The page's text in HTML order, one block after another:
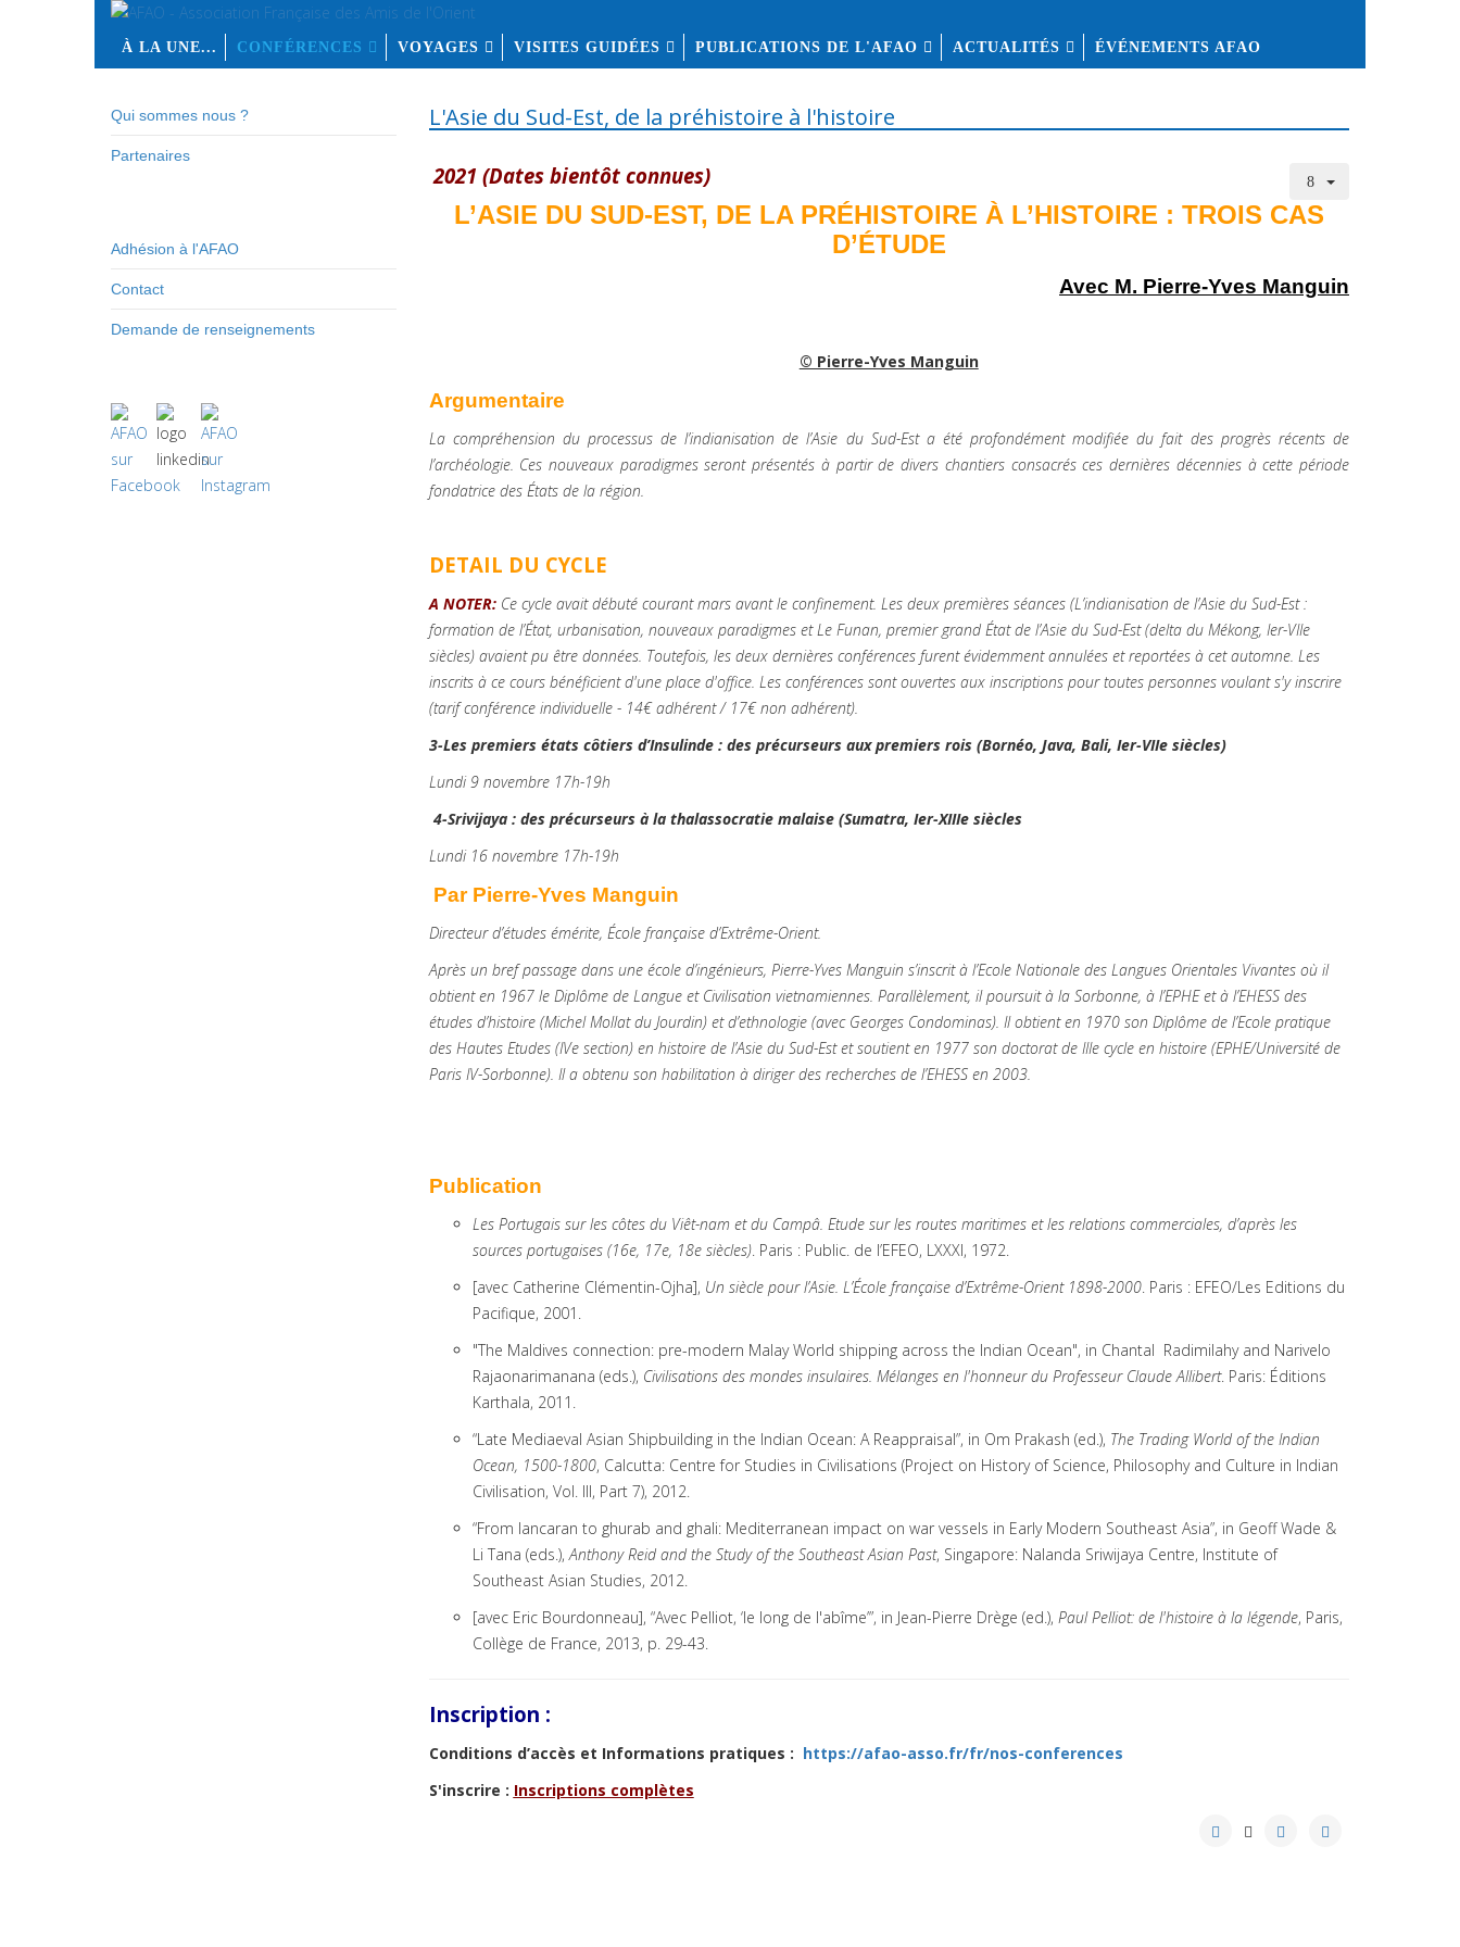
À LA UNE... CONFÉRENCES VOYAGES VISITES GUIDÉES PUBLICATIONS DE L'AFAO ACTUALITÉS ÉVÉNEMENTS AFAO
Qui sommes nous ?
Partenaires
Adhésion à l'AFAO
Contact
Demande de renseignements
L'Asie du Sud-Est, de la préhistoire à l'histoire
2021 (Dates bientôt connues)
L’ASIE DU SUD-EST, DE LA PRÉHISTOIRE À L’HISTOIRE : TROIS CAS
D’ÉTUDE
Avec M. Pierre-Yves Manguin
© Pierre-Yves Manguin
Argumentaire
La compréhension du processus de l’indianisation de l’Asie du Sud-Est a été profondément modifiée du fait des progrès récents de
l’archéologie. Ces nouveaux paradigmes seront présentés à partir de divers chantiers consacrés ces dernières décennies à cette période
fondatrice des États de la région.
DETAIL DU CYCLE
A NOTER: Ce cycle avait débuté courant mars avant le confinement. Les deux premières séances (L’indianisation de l’Asie du Sud-Est :
formation de l’État, urbanisation, nouveaux paradigmes et Le Funan, premier grand État de l’Asie du Sud-Est (delta du Mékong, Ier-VIIe
siècles) avaient pu être données. Toutefois, les deux dernières conférences furent évidemment annulées et reportées à cet automne. Les
inscrits à ce cours bénéficient d'une place d'office. Les conférences sont ouvertes aux inscriptions pour toutes personnes voulant s'y inscrire
(tarif conférence individuelle - 14€ adhérent / 17€ non adhérent).
3-Les premiers états côtiers d’Insulinde : des précurseurs aux premiers rois (Bornéo, Java, Bali, Ier-VIIe siècles)
Lundi 9 novembre 17h-19h
4-Srivijaya : des précurseurs à la thalassocratie malaise (Sumatra, Ier-XIIIe siècles
Lundi 16 novembre 17h-19h
Par Pierre-Yves Manguin
Directeur d’études émérite, École française d’Extrême-Orient.
Après un bref passage dans une école d’ingénieurs, Pierre-Yves Manguin s’inscrit à l’Ecole Nationale des Langues Orientales Vivantes où il
obtient en 1967 le Diplôme de Langue et Civilisation vietnamiennes. Parallèlement, il poursuit à la Sorbonne, à l’EPHE et à l’EHESS des
études d’histoire (Michel Mollat du Jourdin) et d’ethnologie (avec Georges Condominas). Il obtient en 1970 son Diplôme de l’Ecole pratique
des Hautes Etudes (IVe section) en histoire de l’Asie du Sud-Est et soutient en 1977 son doctorat de IIIe cycle en histoire (EPHE/Université de
Paris IV-Sorbonne). Il a obtenu son habilitation à diriger des recherches de l’EHESS en 2003.
Publication
Les Portugais sur les côtes du Viêt-nam et du Campâ. Etude sur les routes maritimes et les relations commerciales, d’après les
sources portugaises (16e, 17e, 18e siècles). Paris : Public. de l’EFEO, LXXXI, 1972.
[avec Catherine Clémentin-Ojha], Un siècle pour l’Asie. L’École française d’Extrême-Orient 1898-2000. Paris : EFEO/Les Editions du
Pacifique, 2001.
"The Maldives connection: pre-modern Malay World shipping across the Indian Ocean", in Chantal Radimilahy and Narivelo
Rajaonarimanana (eds.), Civilisations des mondes insulaires. Mélanges en l'honneur du Professeur Claude Allibert. Paris: Éditions
Karthala, 2011.
“Late Mediaeval Asian Shipbuilding in the Indian Ocean: A Reappraisal”, in Om Prakash (ed.), The Trading World of the Indian
Ocean, 1500-1800, Calcutta: Centre for Studies in Civilisations (Project on History of Science, Philosophy and Culture in Indian
Civilisation, Vol. III, Part 7), 2012.
“From lancaran to ghurab and ghali: Mediterranean impact on war vessels in Early Modern Southeast Asia”, in Geoff Wade &
Li Tana (eds.),Anthony Reid and the Study of the Southeast Asian Past, Singapore: Nalanda Sriwijaya Centre, Institute of
Southeast Asian Studies, 2012.
[avec Eric Bourdonneau], “Avec Pelliot, ‘le long de l'abîme’”, in Jean-Pierre Drège (ed.), Paul Pelliot: de l'histoire à la légende, Paris,
Collège de France, 2013, p. 29-43.
Inscription :
Conditions d’accès et Informations pratiques : https://afao-asso.fr/fr/nos-conferences
S'inscrire : Inscriptions complètes